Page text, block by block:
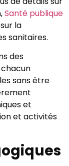
Santé publique
la
sanitaires.
des
sans être
et
et activités